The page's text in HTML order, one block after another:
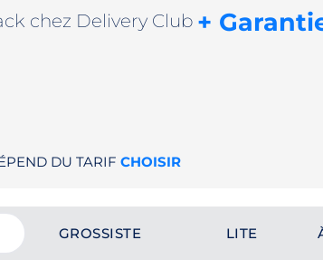
chez Delivery Club +
DU TARIF CHOISIR
GROSSISTE LITE